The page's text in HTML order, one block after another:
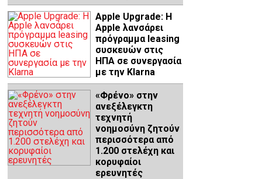
Apple Upgrade: Η
Apple λανσάρει
πρόγραμμα leasing
συσκευών στις
ΗΠΑ σε συνεργασία
με την Klarna
«Φρένο» στην
ανεξέλεγκτη
τεχνητή
νοημοσύνη ζητούν
περισσότερα από
1.200 στελέχη και
κορυφαίοι
ερευνητές